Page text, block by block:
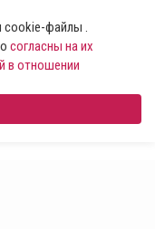
cookie-файлы .
согласны на их
в отношении